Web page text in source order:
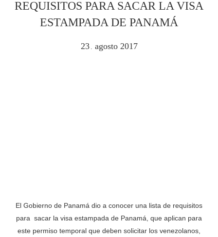
REQUISITOS PARA SACAR LA VISA
ESTAMPADA DE PANAMÁ
23 agosto 2017
El Gobierno de Panamá dio a conocer una lista de requisitos
para sacar la visa estampada de Panamá, que aplican para
este permiso temporal que deben solicitar los venezolanos,